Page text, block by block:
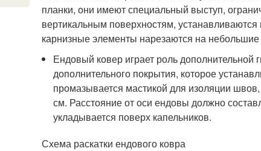
планки, они имеют специальный выступ,
вертикальным поверхностям,
карнизные элементы нарезаются на
Ендовый ковер играет роль
дополнительного покрытия, которое
промазывается мастикой для изоляции
см. Расстояние от оси ендовы должно
укладывается поверх капельников.
Схема раскатки ендового ковра